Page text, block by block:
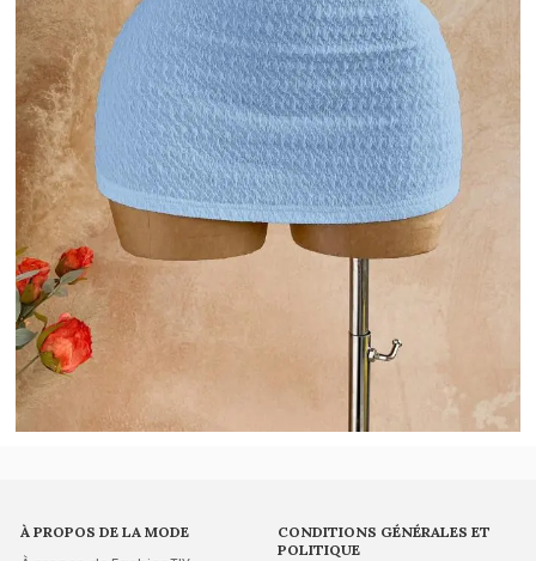
À PROPOS DE LA MODE
CONDITIONS GÉNÉRALES ET
POLITIQUE